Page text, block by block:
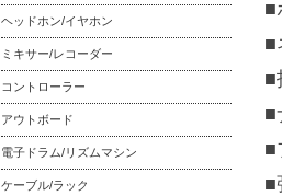
■
■
■
■
■
■
ヘッドホン/イヤホン
ミキサー/レコーダー
コントローラー
アウトボード
電子ドラム/リズムマシン
ケーブル/ラック